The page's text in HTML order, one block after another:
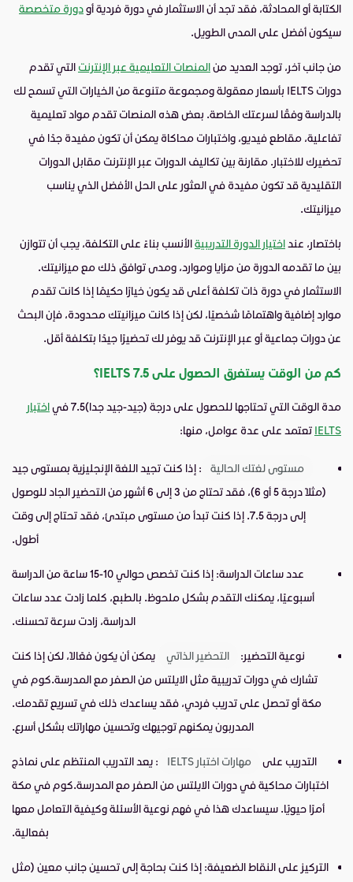
الكتابة أو المحادثة، فقد تجد أن الاستثمار في دورة فردية أودورة متخصصة
سيكون أفضل على المدى الطويل.
من جانب آخر، توجد العديد منالمنصات التعليمية عبر الإنترنت التي تقدم
دورات IELTS بأسعار معقولة ومجموعة متنوعة من الخيارات التي تسمح لك
بالدراسة وفقًا لسرعتك الخاصة. بعض هذه المنصات تقدم مواد تعليمية
تفاعلية، مقاطع فيديو، واختبارات محاكاة يمكن أن تكون مفيدة جدًا في
تحضيرك للاختبار. مقارنة بين تكاليف الدورات عبر الإنترنت مقابل الدورات
التقليدية قد تكون مفيدة في العثور على الحل الأفضل الذي يناسب
ميزانيتك.
باختصار، عند اختيار الدورة التدريبيةالأنسب بناءً على التكلفة، يجب أن تتوازن
بين ما تقدمه الدورة من مزايا وموارد، ومدى توافق ذلك مع ميزانيتك.
الاستثمار في دورة ذات تكلفة أعلى قد يكون خيارًا حكيمًا إذا كانت تقدم
موارد إضافية واهتمامًا شخصيًا، لكن إذا كانت ميزانيتك محدودة، فإن البحث
عن دورات جماعية أو عبر الإنترنت قد يوفر لك تحضيرًا جيدًا بتكلفة أقل.
كم من الوقت يستغرق الحصول على 7.5 IELTS؟
مدة الوقت التي تحتاجها للحصول على درجة (جيد-جيد جدا)7.5 في
اختبار
IELTS تعتمد على عدة عوامل، منها:
مستوى لغتك الحالية
: إذا كنت تجيد اللغة الإنجليزية بمستوى جيد
(مثلاً درجة 5 أو 6)، فقد تحتاج من 3 إلى 6 أشهر من التحضير الجاد للوصول
إلى درجة 7.5. إذا كنت تبدأ من مستوى مبتدئ، فقد تحتاج إلى وقت
أطول.
عدد ساعات الدراسة
: إذا كنت تخصص حوالي 10-15 ساعة من الدراسة
أسبوعيًا، يمكنك التقدم بشكل ملحوظ. بالطبع، كلما زادت عدد ساعات
الدراسة، زادت سرعة تحسنك.
نوعية التحضير: التحضير الذاتي
يمكن أن يكون فعّالًا، لكن إذا كنت
تشارك في دورات تدريبية مثل الايلتس من الصفر مع المدرسة.كوم في
مكة أو تحصل على تدريب فردي، فقد يساعدك ذلك في تسريع تقدمك.
المدربون يمكنهم توجيهك وتحسين مهاراتك بشكل أسرع.
التدريب على مهارات اختبار IELTS
: يعد التدريب المنتظم على نماذج
اختبارات محاكية في دورات الايلتس من الصفر مع المدرسة.كوم في مكة
أمرًا حيويًا. سيساعدك هذا في فهم نوعية الأسئلة وكيفية التعامل معها
بفعالية.
التركيز على النقاط الضعيفة: إذا كنت بحاجة إلى تحسين جانب معين (مثل